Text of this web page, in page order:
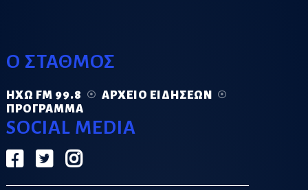
Ο ΣΤΑΘΜΟΣ
ΗΧΏ FM 99.8
ΑΡΧΕΊΟ ΕΙΔΉΣΕΩΝ
ΠΡΌΓΡΑΜΜΑ
SOCIAL MEDIA